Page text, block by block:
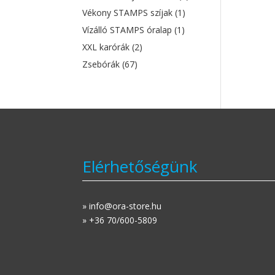
Vékony STAMPS szíjak(1)
Vízálló STAMPS óralap(1)
XXL karórák(2)
Zsebórák(67)
Elérhetőségünk
» info@ora-store.hu
» +36 70/600-5809